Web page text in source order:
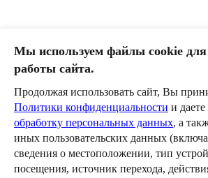
Новости 81 - 100 из 116
Начало|Пред.|2 3 4 5 6|След.|Конец
Мы используем файлы cookie
работы сайта.
Продолжая использовать сайт, Вы
Политики конфиденциальности и даете
обработку персональных данных, а
иных пользовательских данных
сведения о местоположении, тип
посещения, источник перехода,